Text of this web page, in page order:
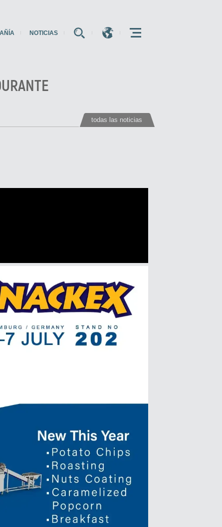
NOTICIAS E E E
todas las noticias
Zirve Extrussion
Le responderemos lo antes posible.